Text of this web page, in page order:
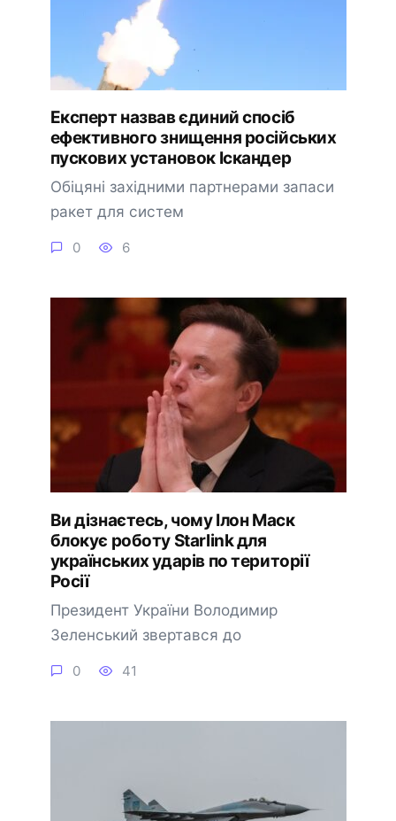
Експерт назвав єдиний спосіб
ефективного знищення російських
пускових установок Іскандер
Обіцяні західними партнерами запаси
ракет для систем
0 6
Ви дізнаєтесь, чому Ілон Маск
блокує роботу Starlink для
українських ударів по території
Росії
Президент України Володимир
Зеленський звертався до
0 41